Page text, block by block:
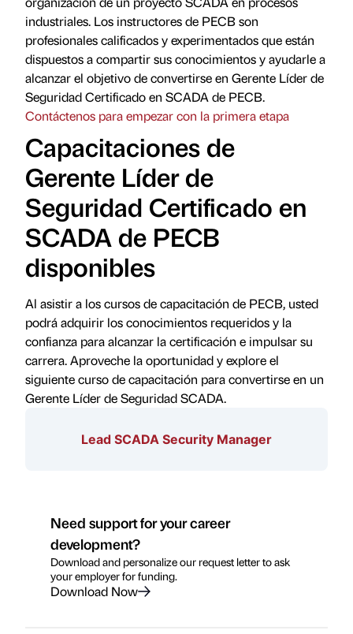
industriales. Los instructores de PECB son
profesionales calificados y experimentados que están
dispuestos a compartir sus conocimientos y ayudarle a
alcanzar el objetivo de convertirse en Gerente Líder de
Seguridad Certificado en SCADA de PECB.
Contáctenos para empezar con la primera etapa
Capacitaciones de
Gerente Líder de
Seguridad Certificado en
SCADA de PECB
disponibles
Al asistir a los cursos de capacitación de PECB, usted
podrá adquirir los conocimientos requeridos y la
confianza para alcanzar la certificación e impulsar su
carrera. Aproveche la oportunidad y explore el
siguiente curso de capacitación para convertirse en un
Gerente Líder de Seguridad SCADA.
Lead SCADA Security Manager
Need support for your career
development?
Download and personalize our request letter to ask
your employer for funding.
Download Now